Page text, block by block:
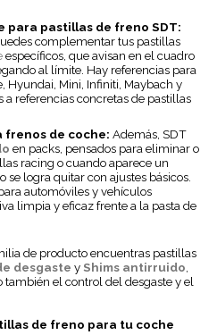
para pastillas de freno SDT:
complementar tus pastillas
específicos, que avisan en el cuadro
al límite. Hay referencias para
Hyundai, Mini, Infiniti, Maybach y
a referencias concretas de pastillas
frenos de coche: Además, SDT
en packs, pensados para eliminar o
racing o cuando aparece un
se logra quitar con ajustes básicos.
automóviles y vehículos
limpia y eficaz frente a la pasta de
de producto encuentras pastillas
desgaste yShims antirruido
el control del desgaste y el
de freno para tu coche